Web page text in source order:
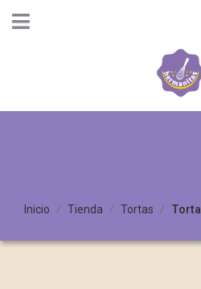
Inicio Tienda Tortas